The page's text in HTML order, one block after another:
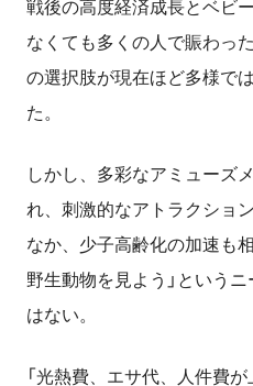
戦後の高度経済成長とベビ
なくても多くの人で賑わっ
の選択肢が現在ほど多様で
た。
しかし、多彩なアミューズ
れ、刺激的なアトラクショ
なか、少子高齢化の加速も
野生動物を見よう」という
はない。
「光熱費、エサ代、人件費